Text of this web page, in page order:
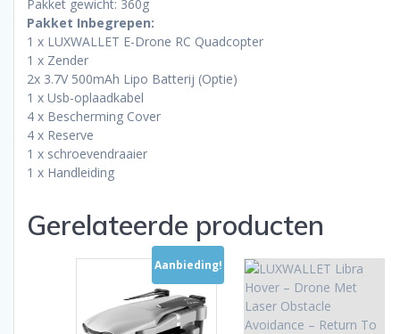
Pakket gewicht: 360g
Pakket Inbegrepen:
1 x LUXWALLET E-Drone RC Quadcopter
1 x Zender
2x 3.7V 500mAh Lipo Batterij (Optie)
1 x Usb-oplaadkabel
4 x Bescherming Cover
4 x Reserve
1 x schroevendraaier
1 x Handleiding
Gerelateerde producten
Aanbieding!